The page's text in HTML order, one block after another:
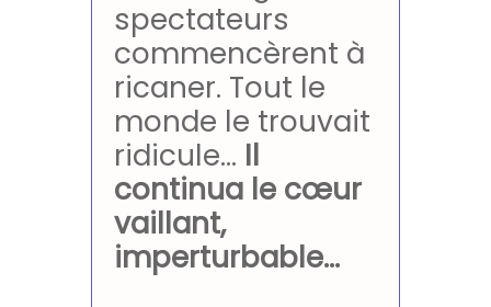
spectateurs
commencèrent à
ricaner. Tout le
monde le trouvait
ridicule… Il
continua le cœur
vaillant,
imperturbable…